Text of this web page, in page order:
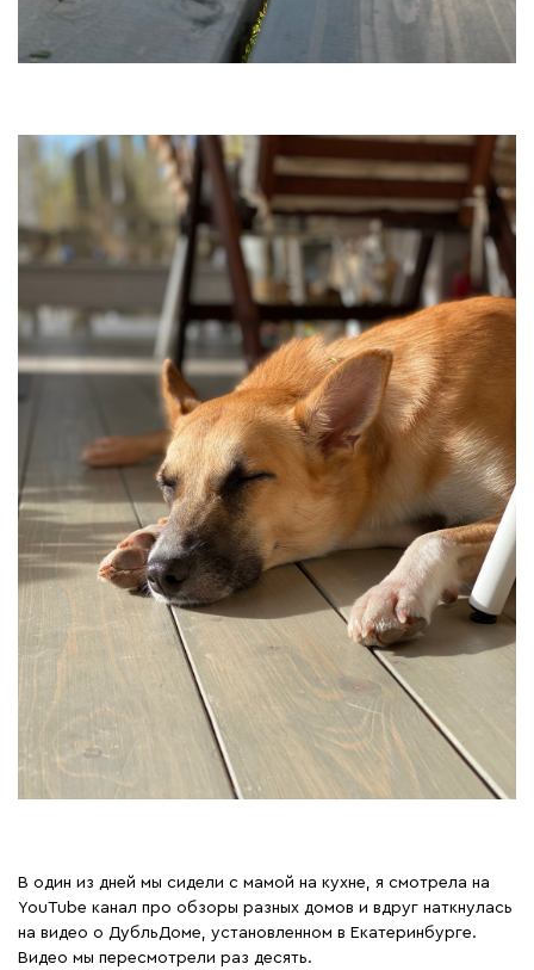
В один из дней мы сидели с мамой на кухне, я смотрела на
YouTube канал про обзоры разных домов и вдруг наткнулась
на видео о ДубльДоме, установленном в Екатеринбурге.
Видео мы пересмотрели раз десять.